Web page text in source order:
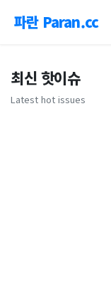
파란 Paran.cc
최신 핫이슈
Latest hot issues